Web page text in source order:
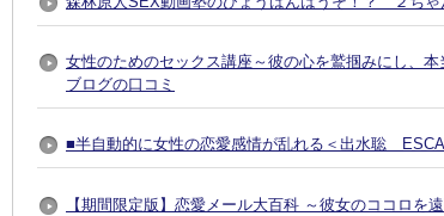
女性のためのセックス講座～彼の心を鷲掴みにし、
ブログの口コミ
■半自動的に女性の恋愛感情が乱れる＜出水聡
【期間限定版】恋愛メール大百科 ～彼女のココロを